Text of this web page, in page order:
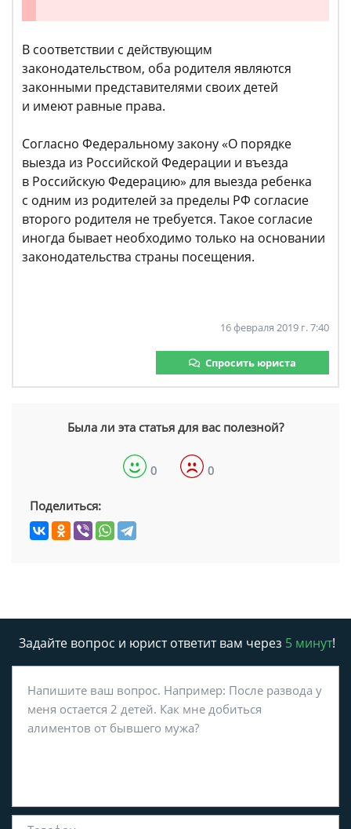
В соответствии с действующим
законодательством, оба родителя являются
законными представителями своих детей
и имеют равные права.
Согласно Федеральному закону «О порядке
выезда из Российской Федерации и въезда
в Российскую Федерацию» для выезда ребенка
с одним из родителей за пределы РФ согласие
второго родителя не требуется. Такое согласие
иногда бывает необходимо только на основании
законодательства страны посещения.
16 февраля 2019 г. 7:40
Спросить юриста
Была ли эта статья для вас полезной?
0 0
Поделиться:
Задайте вопрос и юрист ответит вам через 5 минут!